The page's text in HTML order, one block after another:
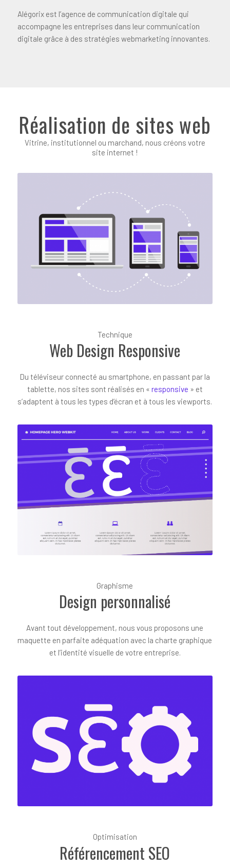
Alégorix est l’agence de communication digitale qui
accompagne les entreprises dans leur communication
digitale grâce à des stratégies webmarketing innovantes.
Réalisation de sites web
Vitrine, institutionnel ou marchand, nous créons votre
site internet !
Technique
Web Design Responsive
Du téléviseur connecté au smartphone, en passant par la
tablette, nos sites sont réalisés en « responsive » et
s’adaptent à tous les types d’écran et à tous les viewports.
Graphisme
Design personnalisé
Avant tout développement, nous vous proposons une
maquette en parfaite adéquation avec la charte graphique
et l’identité visuelle de votre entreprise.
Optimisation
Référencement SEO